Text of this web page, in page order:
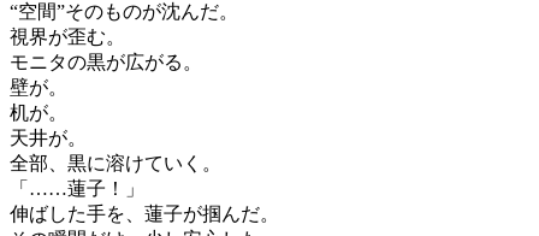
“空間”そのものが沈んだ。
視界が歪む。
モニタの黒が広がる。
壁が。
机が。
天井が。
全部、黒に溶けていく。
「……蓮子！」
伸ばした手を、蓮子が掴んだ。